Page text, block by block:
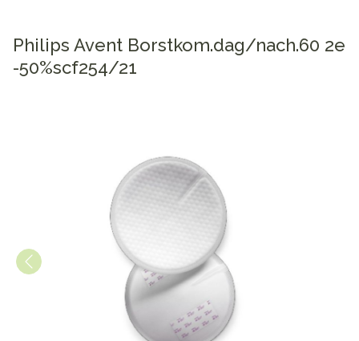
Philips Avent Borstkom.dag/nach.60 2e
-50%scf254/21